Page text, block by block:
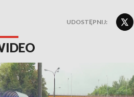
UDOSTĘPNIJ: